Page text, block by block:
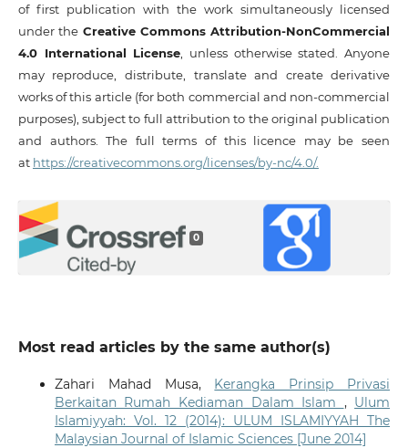
of first publication with the work simultaneously licensed
under the Creative Commons Attribution-NonCommercial
4.0 International License , unless otherwise stated. Anyone
may reproduce, distribute, translate and create derivative
works of this article (for both commercial and non-commercial
purposes), subject to full attribution to the original publication
and authors. The full terms of this licence may be seen
at https://creativecommons.org/licenses/by-nc/4.0/.
0
Most read articles by the same author(s)
Zahari Mahad Musa, Kerangka Prinsip Privasi
Berkaitan Rumah Kediaman Dalam Islam , Ulum
Islamiyyah: Vol. 12 (2014): ULUM ISLAMIYYAH The
Malaysian Journal of Islamic Sciences [June 2014]